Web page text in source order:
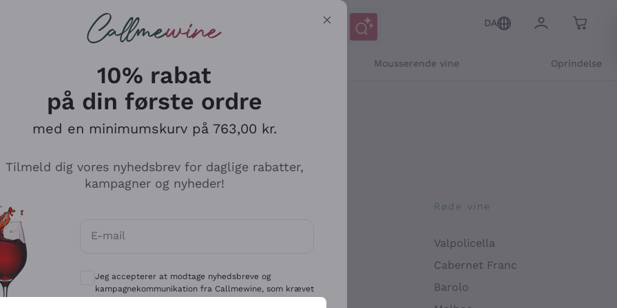
DA
Mousserende vine Oprindelse
Antinori
Ca' del Bosco
Gavi
Røde vine
Valpolicella
Cabernet Franc
Barolo
10% rabat
på din første ordre
med en minimumskurv på 763,00 kr.
Tilmeld dig vores nyhedsbrev for daglige rabatter,
kampagner og nyheder!
E-mail
Valgfrie samtykker for at modtage kommunikation og personlige tilbud
Jeg accepterer at modtage nyhedsbreve og
kampagnekommunikation fra Callmewine, som krævet